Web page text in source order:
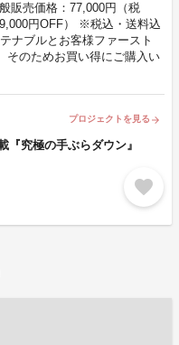
販売価格：77,000円（税
円OFF） ※税込・送料込
ナブルとお客様ファースト
そのためお買い得にご購入い
プロジェクトを見る arrow_forward
『究極の手ぶらダウン』
favorite